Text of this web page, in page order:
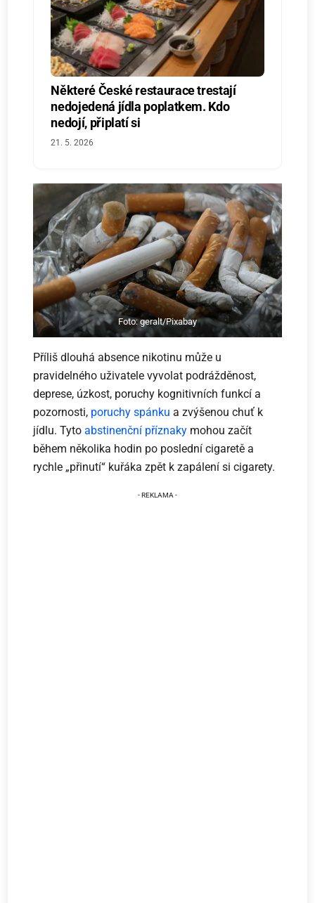
Některé České restaurace trestají
nedojedená jídla poplatkem. Kdo
nedojí, připlatí si
21. 5. 2026
Foto: geralt/Pixabay
Příliš dlouhá absence nikotinu může u
pravidelného uživatele vyvolat podrážděnost,
deprese, úzkost, poruchy kognitivních funkcí a
pozornosti, poruchy spánku a zvýšenou chuť k
jídlu. Tytoabstinenční příznaky mohou začít
během několika hodin po poslední cigaretě a
rychle „přinutí“ kuřáka zpět k zapálení si cigarety.